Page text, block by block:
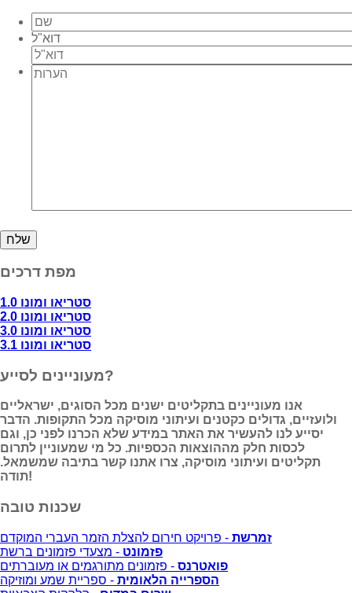
דוא"ל
מפת דרכים
סטריאו ומונו 1.0
סטריאו ומונו 2.0
סטריאו ומונו 3.0
סטריאו ומונו 3.1
מעוניינים לסייע?
אנו מעוניינים בתקליטים ישנים מכל הסוגים, ישראליים
ולועזיים, גדולים כקטנים ועיתוני מוסיקה מכל התקופות. הדבר
יסייע לנו להעשיר את האתר במידע שלא הכרנו לפני כן, וגם
לכסות חלק מההוצאות הכספיות. כל מי שמעוניין לתרום
תקליטים ועיתוני מוסיקה, צרו אתנו קשר בתיבה שמשמאל.
תודה!
שכנות טובה
זמרשת - פרויקט חירום להצלת הזמר העברי המוקדם
פזמונט - מצעדי פזמונים ברשת
פואטרנס - פזמונים מתורגמים או מעוברתים
הספרייה הלאומית - ספריית שמע ומוזיקה